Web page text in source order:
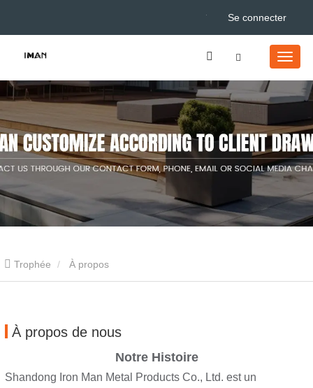
Se connecter
Trophée À propos
À propos de nous
Notre Histoire
Shandong Iron Man Metal Products Co., Ltd. est un